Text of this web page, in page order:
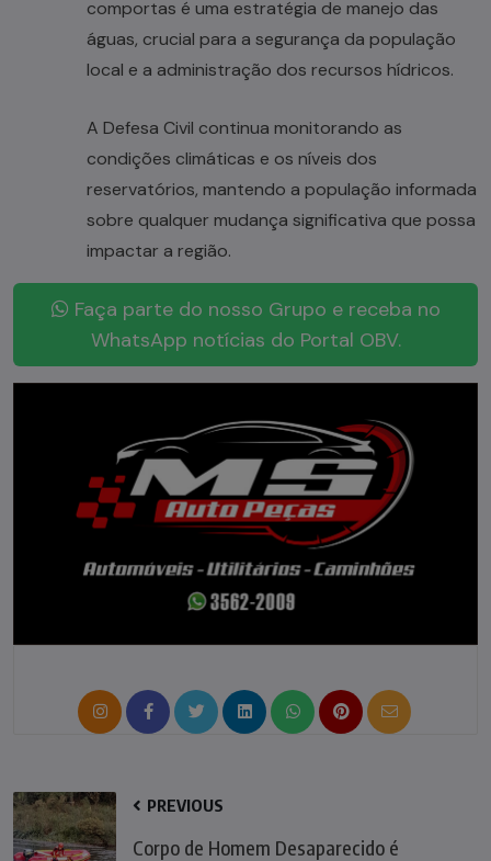
comportas é uma estratégia de manejo das
águas, crucial para a segurança da população
local e a administração dos recursos hídricos.
A Defesa Civil continua monitorando as
condições climáticas e os níveis dos
reservatórios, mantendo a população informada
sobre qualquer mudança significativa que possa
impactar a região.
Faça parte do nosso Grupo e receba no
WhatsApp notícias do Portal OBV.
PREVIOUS
Corpo de Homem Desaparecido é